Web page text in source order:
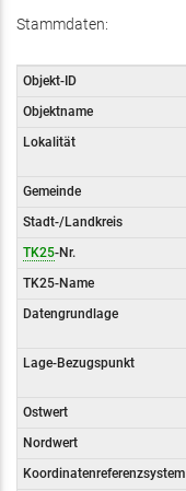
Stammdaten:
Objekt-ID
Objektname
Lokalität
Gemeinde
Stadt-/Landkreis
TK25-Nr.
TK25-Name
Datengrundlage
Lage-Bezugspunkt
Ostwert
Nordwert
Koordinatenreferenzsystem